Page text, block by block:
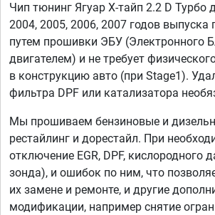
Чип тюнинг Ягуар Х-тайп 2.2 D Турбо
2004, 2005, 2006, 2007 годов выпуска
путем прошивки ЭБУ (Электронного
двигателем) и не требует
в конструкцию авто (при Stage1).
фильтра DPF или катализатора
Мы прошиваем бензиновые и
рестайлинг и дорестайл. При
отключение EGR, DPF, кислородного
зонда), и ошибок по ним, что
их замене и ремонте, и другие
модификации, например снятие